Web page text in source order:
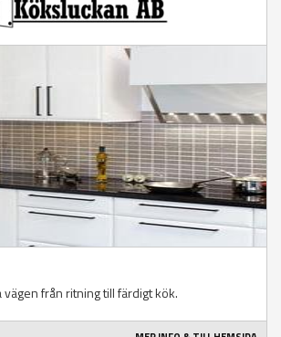
från ritning till färdigt kök.